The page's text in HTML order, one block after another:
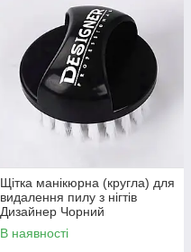
Щітка манікюрна (кругла) для
видалення пилу з нігтів
Дизайнер Чорний
В наявності